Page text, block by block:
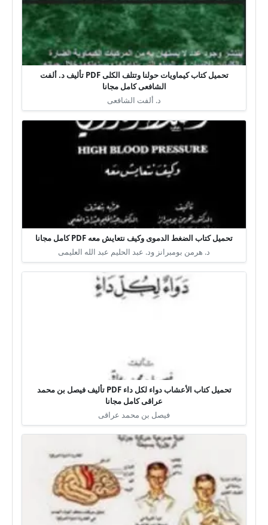
تحميل كتاب كيماويات حولنا وتتلف الكلى PDF تأليف د. ألفت
الشافعى كامل مجانا
د. ألفت الشافعى
تحميل كتاب الضغط الدموى وكيف نتعايش معه PDF كامل مجانا
د. هرمن بومبرانز ود. عبد الحليم عبد الله العليمى
تحميل كتاب الأعشاب دواء لكل داء PDF تأليف فيصل بن محمد
عراقى كامل مجانا
فيصل بن محمد عراقى